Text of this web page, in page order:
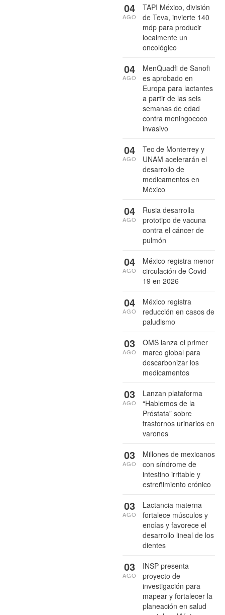
TAPI México, división
de Teva, invierte 140
mdp para producir
localmente un
oncológico
04
AGO
MenQuadfi de Sanofi
es aprobado en
Europa para lactantes
a partir de las seis
semanas de edad
contra meningococo
invasivo
04
AGO
Tec de Monterrey y
UNAM acelerarán el
desarrollo de
medicamentos en
México
04
AGO
Rusia desarrolla
prototipo de vacuna
contra el cáncer de
pulmón
04
AGO
México registra menor
circulación de Covid-
19 en 2026
04
AGO
México registra
reducción en casos de
paludismo
04
AGO
OMS lanza el primer
marco global para
descarbonizar los
medicamentos
03
AGO
Lanzan plataforma
“Hablemos de la
Próstata” sobre
trastornos urinarios en
varones
03
AGO
Millones de mexicanos
con síndrome de
intestino irritable y
estreñimiento crónico
03
AGO
Lactancia materna
fortalece músculos y
encías y favorece el
desarrollo lineal de los
dientes
03
AGO
INSP presenta
proyecto de
investigación para
mapear y fortalecer la
planeación en salud
03
AGO